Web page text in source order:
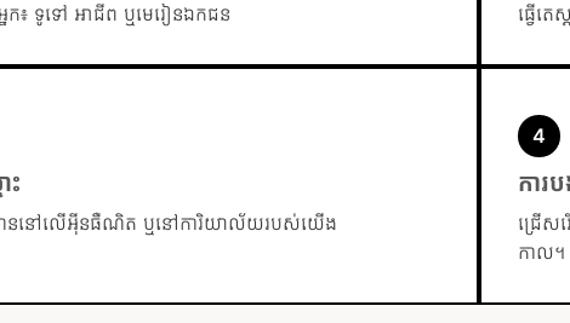
នក៖ ទូទៅ អាជីព ឬមេរៀនឯកជន ធ្វើត
ះ
ាននៅលើអ៊ីនធឺណិត ឬនៅការិយាល័យរបស់យើង
ការប
ជ្រើស
កាល។